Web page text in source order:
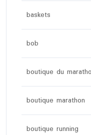
baskets
bob
boutique du
boutique marathon
boutique running